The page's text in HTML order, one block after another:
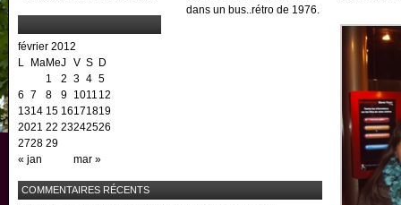
février 2012
L
MaMeJ V S D
« jan mar »
1 2 3 4 5
6 7 8 9 1011 12
1314 15 16171819
2021 22 23242526
2728 29
dans un bus..rétro de 1976.
COMMENTAIRES RÉCENTS